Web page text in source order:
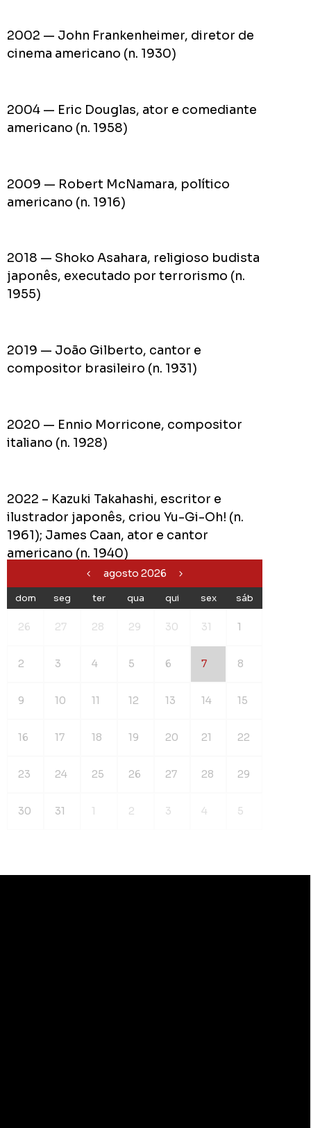
2002 — John Frankenheimer, diretor de
cinema americano (n. 1930)
2004 — Eric Douglas, ator e comediante
americano (n. 1958)
2009 — Robert McNamara, político
americano (n. 1916)
2018 — Shoko Asahara, religioso budista
japonês, executado por terrorismo (n.
1955)
2019 — João Gilberto, cantor e
compositor brasileiro (n. 1931)
2020 — Ennio Morricone, compositor
italiano (n. 1928)
2022 – Kazuki Takahashi, escritor e
ilustrador japonês, criou Yu-Gi-Oh! (n.
1961); James Caan, ator e cantor
americano (n. 1940)
agosto 2026
dom seg ter qua qui sex sáb
26 27 28 29 30 31 1
2 3 4 5 6 7 8
9 10 11 12 13 14 15
16 17 18 19 20 21 22
23 24 25 26 27 28 29
30 31 1 2 3 4 5